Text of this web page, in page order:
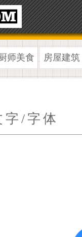
师美食 房屋建筑
字/字体